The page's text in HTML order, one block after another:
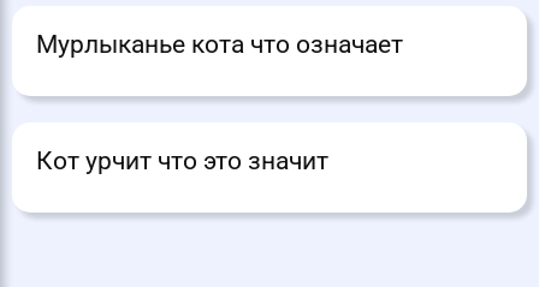
Мурлыканье кота что означает
Кот урчит что это значит